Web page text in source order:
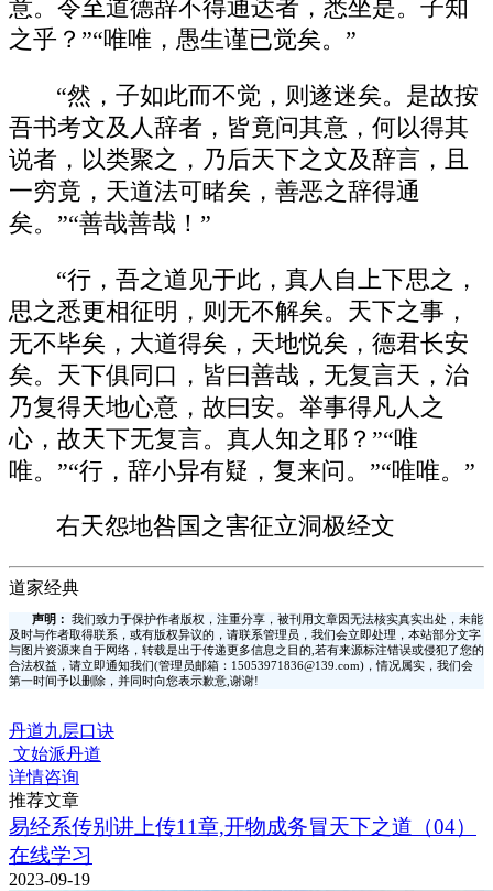
意。令至道德辞不得通达者，悉坐是。子知
之乎？”“唯唯，愚生谨已觉矣。”
“然，子如此而不觉，则遂迷矣。是故按
吾书考文及人辞者，皆竟问其意，何以得其
说者，以类聚之，乃后天下之文及辞言，且
一穷竟，天道法可睹矣，善恶之辞得通
矣。”“善哉善哉！”
“行，吾之道见于此，真人自上下思之，
思之悉更相征明，则无不解矣。天下之事，
无不毕矣，大道得矣，天地悦矣，德君长安
矣。天下俱同口，皆曰善哉，无复言天，治
乃复得天地心意，故曰安。举事得凡人之
心，故天下无复言。真人知之耶？”“唯
唯。”“行，辞小异有疑，复来问。”“唯唯。”
右天怨地咎国之害征立洞极经文
道家经典
声明：
我们致力于保护作者版权，注重分享，被刊用文章因无法核实真实出处，未能
及时与作者取得联系，或有版权异议的，请联系管理员，我们会立即处理，本站部分文字
与图片资源来自于网络，转载是出于传递更多信息之目的,若有来源标注错误或侵犯了您的
合法权益，请立即通知我们(管理员邮箱：15053971836@139.com)，情况属实，我们会
第一时间予以删除，并同时向您表示歉意,谢谢!
丹道九层口诀
文始派丹道
详情咨询
推荐文章
易经系传别讲上传11章,开物成务冒天下之道（04）
在线学习
2023-09-19